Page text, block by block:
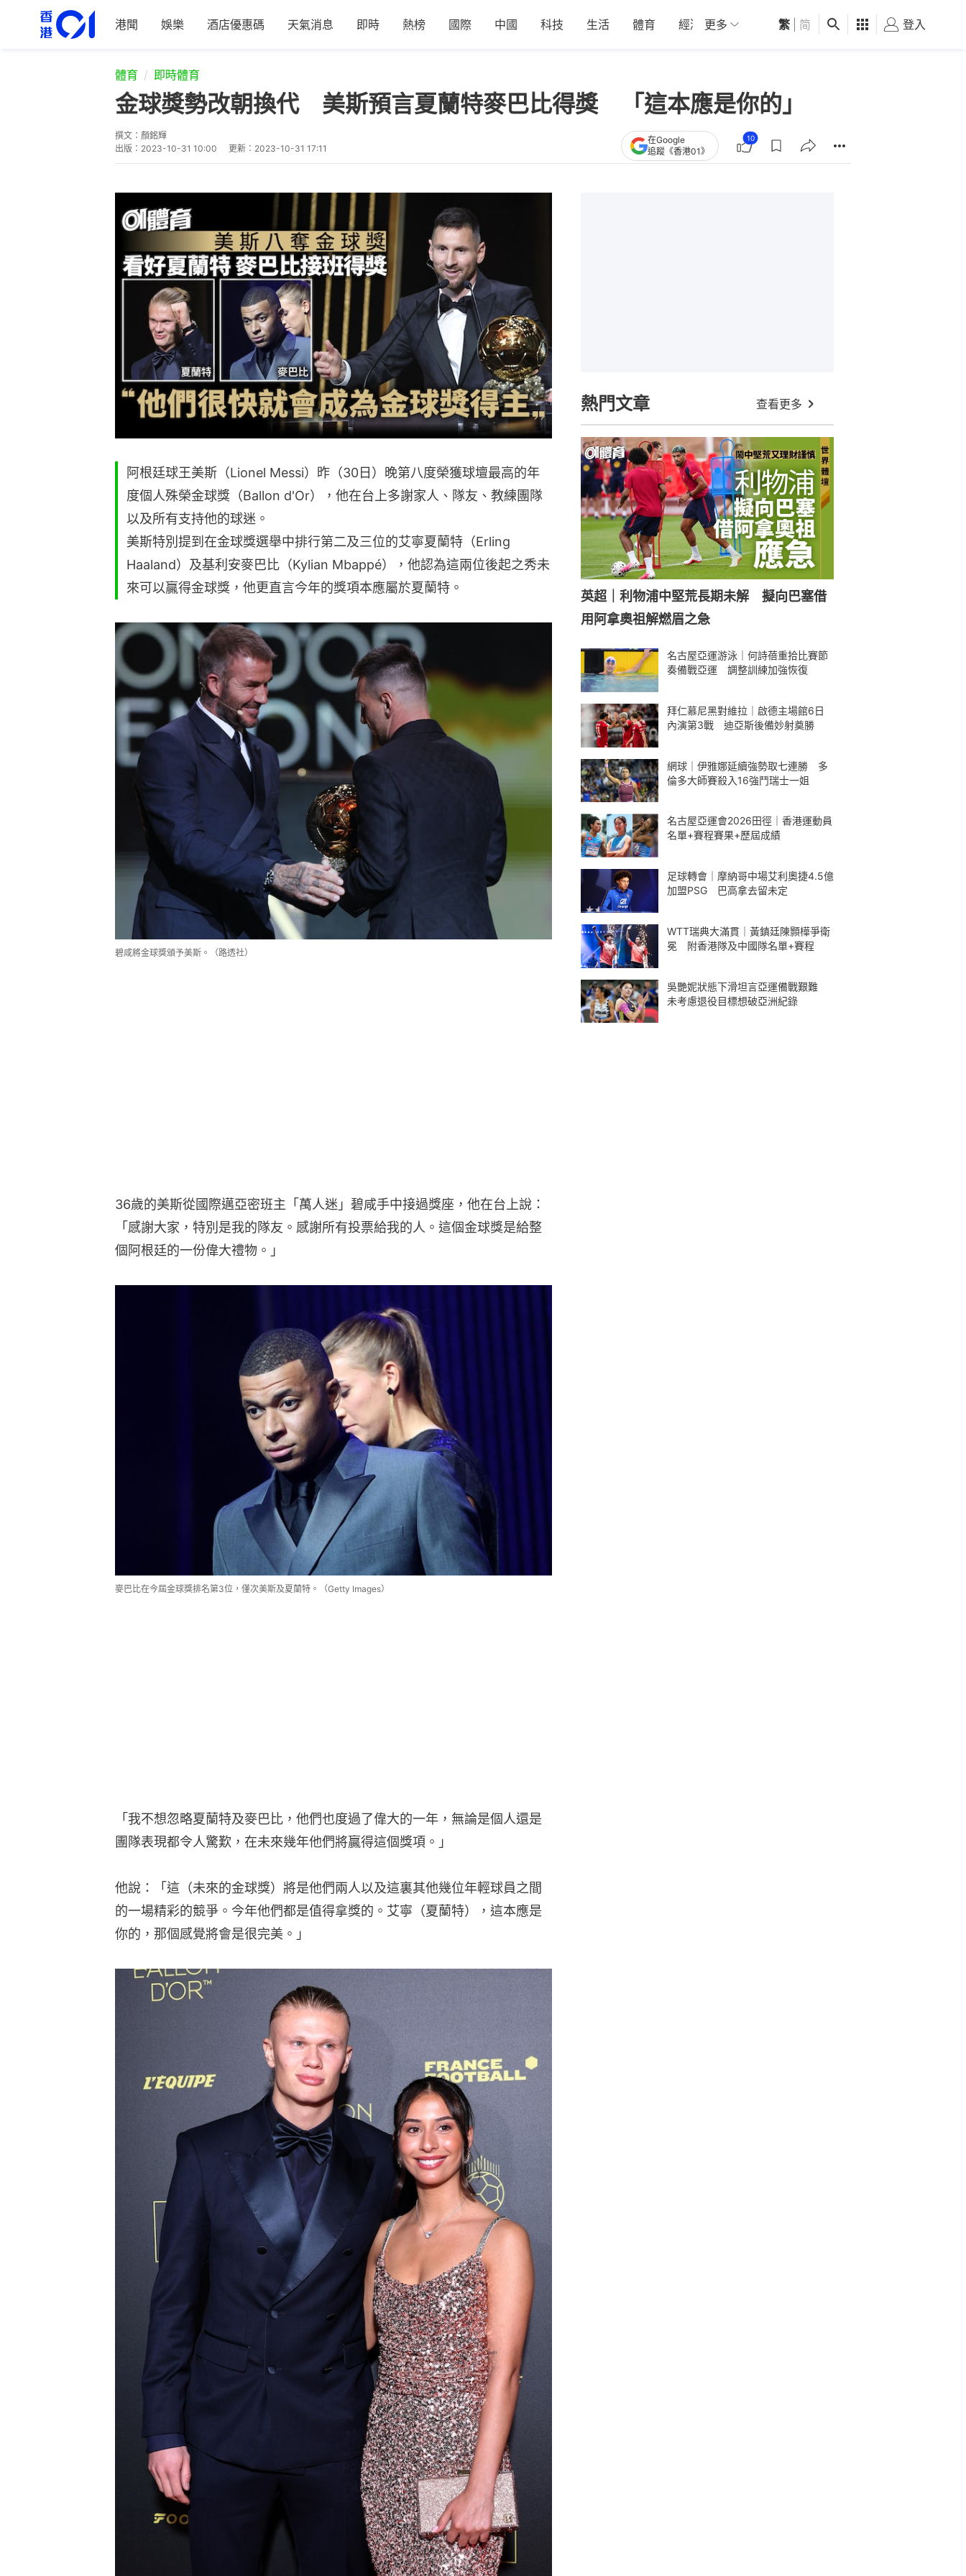
港聞 娛樂 酒店優惠碼 天氣消息 即時 熱榜 國際 中國 科技 生活 體育 經濟 01深圳 觀點 健康 好食玩飛
更多 繁 简 登入
體育 即時體育
金球獎勢改朝換代 美斯預言夏蘭特麥巴比得獎 「這本應是你的」
撰文： 顏銘輝
出版： 2023-10-31 10:00 更新： 2023-10-31 17:11
在Google
追蹤《香港01》
10
阿根廷球王美斯（Lionel Messi）昨（30日）晚第八度榮獲球壇最高的年
度個人殊榮金球獎（Ballon d'Or），他在台上多謝家人、隊友、教練團隊
以及所有支持他的球迷。
美斯特別提到在金球獎選舉中排行第二及三位的艾寧夏蘭特（Erling
Haaland）及基利安麥巴比（Kylian Mbappé），他認為這兩位後起之秀未
來可以贏得金球獎，他更直言今年的獎項本應屬於夏蘭特。
碧咸將金球獎頒予美斯。（路透社）
36歲的美斯從國際邁亞密班主「萬人迷」碧咸手中接過獎座，他在台上說：
「感謝大家，特別是我的隊友。感謝所有投票給我的人。這個金球獎是給整
個阿根廷的一份偉大禮物。」
麥巴比在今屆金球獎排名第3位，僅次美斯及夏蘭特。（Getty Images）
「我不想忽略夏蘭特及麥巴比，他們也度過了偉大的一年，無論是個人還是
團隊表現都令人驚歎，在未來幾年他們將贏得這個獎項。」
他說：「這（未來的金球獎）將是他們兩人以及這裏其他幾位年輕球員之間
的一場精彩的競爭。今年他們都是值得拿獎的。艾寧（夏蘭特），這本應是
你的，那個感覺將會是很完美。」
熱門文章 查看更多
英超｜利物浦中堅荒長期未解 擬向巴塞借
用阿拿奧祖解燃眉之急
名古屋亞運游泳｜何詩蓓重拾比賽節
奏備戰亞運 調整訓練加強恢復
拜仁慕尼黑對維拉｜啟德主場館6日
內演第3戰 迪亞斯後備妙射奠勝
網球｜伊雅娜延續強勢取七連勝 多
倫多大師賽殺入16強鬥瑞士一姐
名古屋亞運會2026田徑｜香港運動員
名單+賽程賽果+歷屆成績
足球轉會｜摩納哥中場艾利奧捷4.5億
加盟PSG 巴高拿去留未定
WTT瑞典大滿貫｜黃鎮廷陳顥樺爭衛
冕 附香港隊及中國隊名單+賽程
吳艷妮狀態下滑坦言亞運備戰艱難
未考慮退役目標想破亞洲紀錄